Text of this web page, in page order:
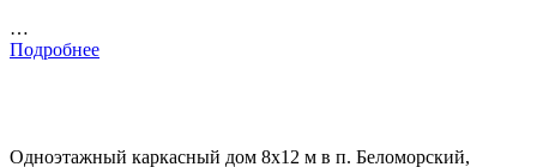
…
Подробнее
Одноэтажный каркасный дом 8х12 м в п. Беломорский,